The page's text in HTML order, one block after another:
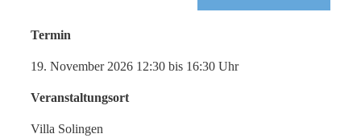
Termin
19. November 2026 12:30 bis 16:30 Uhr
Veranstaltungsort
Villa Solingen